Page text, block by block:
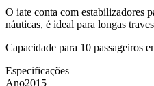
O iate conta com estabilizadores
náuticas, é ideal para longas
Capacidade para 10 passageiros
Especificações
Ano2015